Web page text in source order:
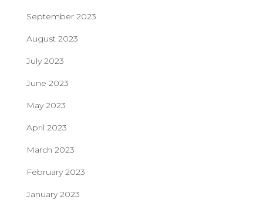
September 2023
August 2023
July 2023
June 2023
May 2023
April 2023
March 2023
February 2023
January 2023